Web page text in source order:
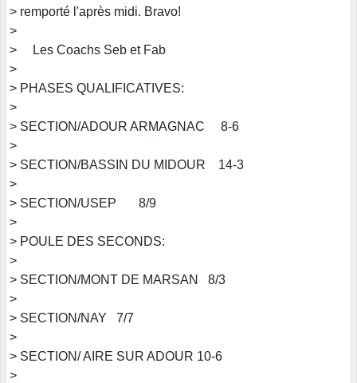
> remporté l'après midi. Bravo!
>
> Les Coachs Seb et Fab
>
> PHASES QUALIFICATIVES:
>
> SECTION/ADOUR ARMAGNAC 8-6
>
> SECTION/BASSIN DU MIDOUR 14-3
>
> SECTION/USEP 8/9
>
> POULE DES SECONDS:
>
> SECTION/MONT DE MARSAN 8/3
>
> SECTION/NAY 7/7
>
> SECTION/ AIRE SUR ADOUR 10-6
>